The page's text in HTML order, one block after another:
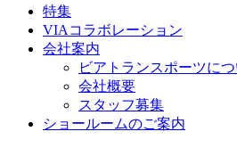
特集
VIAコラボレーション
会社案内
ビアトランスポーツにつ
会社概要
スタッフ募集
ショールームのご案内